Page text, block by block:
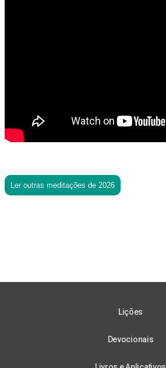
Ler outras meditações de 2026
Lições
Devocionais